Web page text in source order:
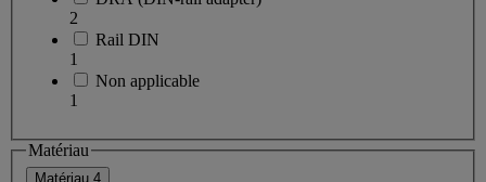
2
Rail DIN
1
Non applicable
1
Matériau
Matériau 4